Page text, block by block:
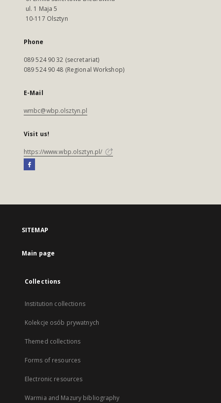
ul. 1 Maja 5
10-117 Olsztyn
Phone
089 524 90 32 (secretariat)
089 524 90 48 (Regional Workshop)
E-Mail
wmbc@wbp.olsztyn.pl
Visit us!
https://www.wbp.olsztyn.pl/
SITEMAP
Main page
Collections
Institution collections
Kolekcje osób prywatnych
Themed collections
Forms of resources
Electronic resources
Warmia and Mazury bibliography